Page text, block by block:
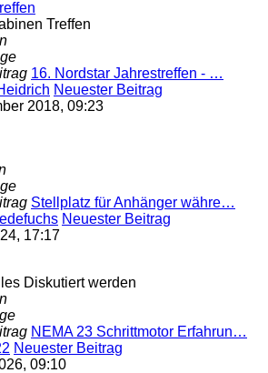
Treffen
16. Nordstar Jahrestreffen - …
Neuester Beitrag
2018, 09:23
Stellplatz für Anhänger währe…
Neuester Beitrag
17:17
Diskutiert werden
NEMA 23 Schrittmotor Erfahrun…
Neuester Beitrag
09:10